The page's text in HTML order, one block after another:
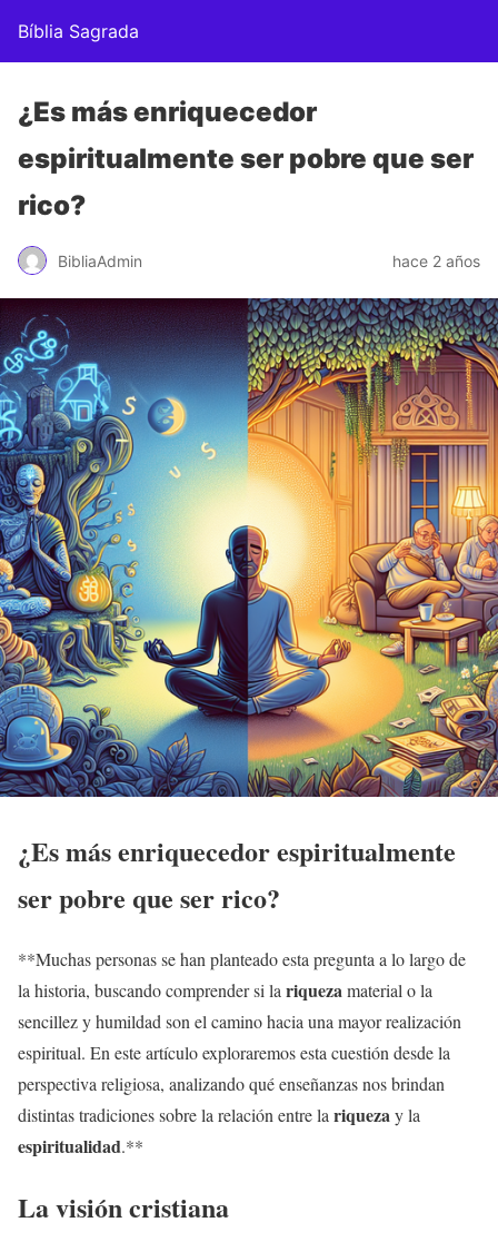
Bíblia Sagrada
¿Es más enriquecedor
espiritualmente ser pobre que ser
rico?
BibliaAdmin hace 2 años
¿Es más enriquecedor espiritualmente
ser pobre que ser rico?
**Muchas personas se han planteado esta pregunta a lo largo de
la historia, buscando comprender si la riquezamaterial o la
sencillez y humildad son el camino hacia una mayor realización
espiritual. En este artículo exploraremos esta cuestión desde la
perspectiva religiosa, analizando qué enseñanzas nos brindan
distintas tradiciones sobre la relación entre la riquezay la
espiritualidad.**
La visión cristiana